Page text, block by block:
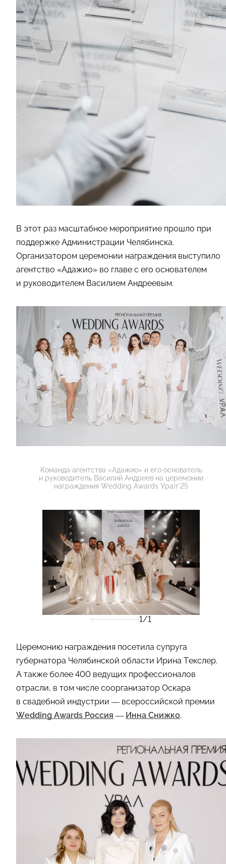
В этот раз масштабное мероприятие прошло при
поддержке Администрации Челябинска.
Организатором церемонии награждения выступило
агентство «Адажио» во главе с его основателем
и руководителем Василием Андреевым.
Команда агентства «Адажио» и его основатель
и руководитель Василий Андреев на церемонии
награждения Wedding Awards Урал’25
1/1
Церемонию награждения посетила супруга
губернатора Челябинской области Ирина Текслер.
А также более 400 ведущих профессионалов
отрасли, в том числе соорганизатор Оскара
в свадебной индустрии — всероссийской премии
Wedding Awards Россия — Инна Снижко.